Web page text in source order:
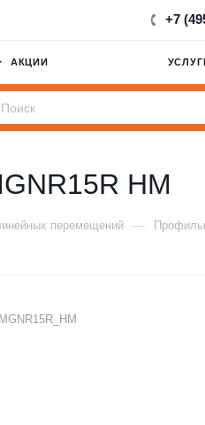
+7
АКЦИИ
HM
перемещений —
MGNR15R_HM